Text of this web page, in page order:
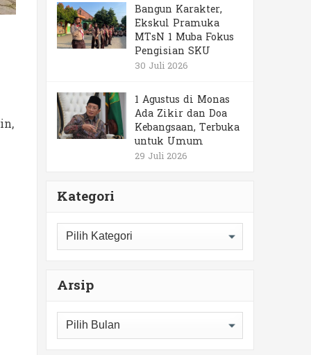
Bangun Karakter,
Ekskul Pramuka
MTsN 1 Muba Fokus
Pengisian SKU
30 Juli 2026
1 Agustus di Monas
Ada Zikir dan Doa
Kebangsaan, Terbuka
untuk Umum
29 Juli 2026
Kategori
Kategori
Arsip
Arsip